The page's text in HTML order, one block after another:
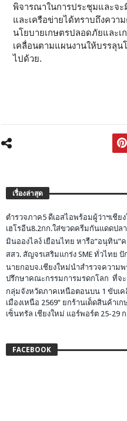
พิจารณาในการประชุมและจะ
และเครือข่ายได้ทราบถึงควา
นโยบายเกษตรปลอดภัยและ
เคลื่อนตามแผนงานให้บรรลุน
ไปด้วย.
เรื่องล่าสุด
ตำรวจภาค5 ดีเอสไอพร้อมผู้ว่าฯเชีย
เฮโรอีน8.2กก.ใส่ขวดครีมกันแดดปลา
มินอองไลง์ เยือนไทย หารือ”อนุทิน
สสว. สัญจรเสริมแกร่ง SME ทั่วไทย
นายกอบจ.เชียงใหม่นำสำรวจความ
ปรึกษาคณะกรรมการมรดกโลก ที่จ
กลุ่มจังหวัดภาคเหนือตอนบน 1 ขับเค
เมืองเหนือ 2569” ยกร้านเด็ดสินค้า
เซ็นทรัล เชียงใหม่ แอร์พอร์ต 25-29
FACEBOOK